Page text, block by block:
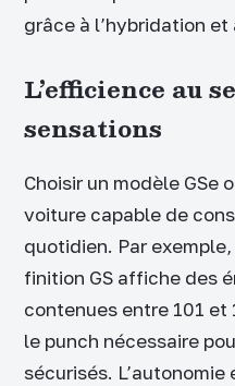
grâce à l’hybridation et
L’efficience au
sensations
Choisir un modèle GSe
voiture capable de
quotidien. Par
finition GS affiche des
contenues entre 101
le punch nécessaire
sécurisés.